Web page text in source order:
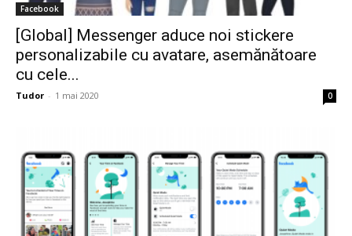
Facebook
[Global] Messenger aduce noi stickere
personalizabile cu avatare, asemănătoare
cu cele...
Tudor - 1 mai 2020 0